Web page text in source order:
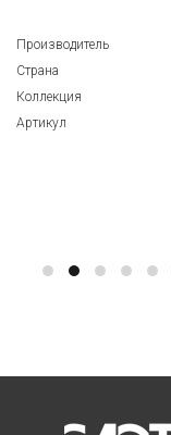
Производитель
Страна
Коллекция
Артикул